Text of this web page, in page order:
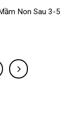
Non Sau 3-5